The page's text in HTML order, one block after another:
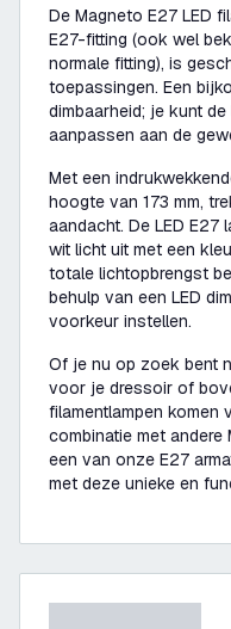
De Magneto E27 LED
E27-fitting (ook wel
normale fitting), is
toepassingen. Een
dimbaarheid; je kunt
aanpassen aan de
Met een
hoogte van 173 mm,
aandacht. De LED E27
wit licht uit met een
totale lichtopbrengst
behulp van een LED
voorkeur instellen.
Of je nu op zoek bent
voor je dressoir of
filamentlampen komen
combinatie met
een van onze E27
met deze unieke en